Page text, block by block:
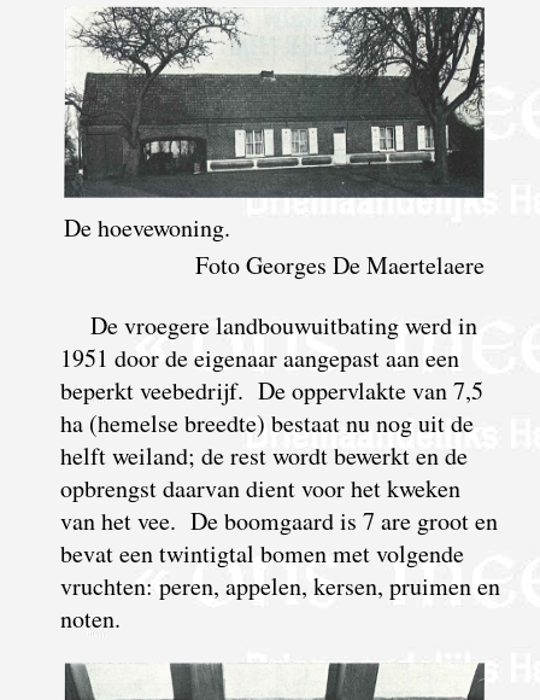
De hoevewoning.
Foto Georges De Maertelaere
De vroegere landbouwuitbating werd in
1951 door de eigenaar aangepast aan een
beperkt veebedrijf. De oppervlakte van 7,5
ha (hemelse breedte) bestaat nu nog uit de
helft weiland; de rest wordt bewerkt en de
opbrengst daarvan dient voor het kweken
van het vee. De boomgaard is 7 are groot en
bevat een twintigtal bomen met volgende
vruchten: peren, appelen, kersen, pruimen en
noten.